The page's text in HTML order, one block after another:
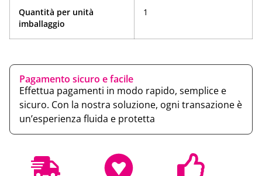
Quantità per unità
imballaggio
1
Pagamento sicuro e facile
Effettua pagamenti in modo rapido, semplice e
sicuro. Con la nostra soluzione, ogni transazione è
un’esperienza fluida e protetta